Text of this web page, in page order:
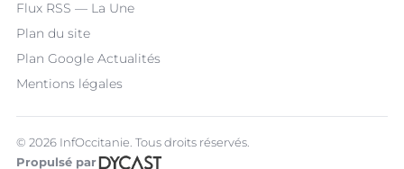
Flux RSS — La Une
Plan du site
Plan Google Actualités
Mentions légales
© 2026 InfOccitanie. Tous droits réservés.
Propulsé par